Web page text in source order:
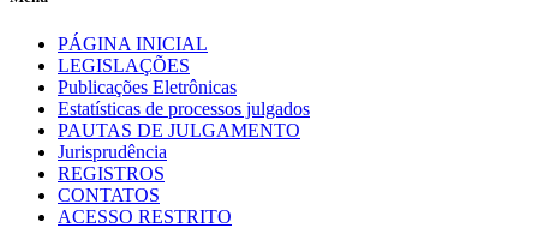
PÁGINA INICIAL
LEGISLAÇÕES
Publicações Eletrônicas
Estatísticas de processos julgados
PAUTAS DE JULGAMENTO
Jurisprudência
REGISTROS
CONTATOS
ACESSO RESTRITO